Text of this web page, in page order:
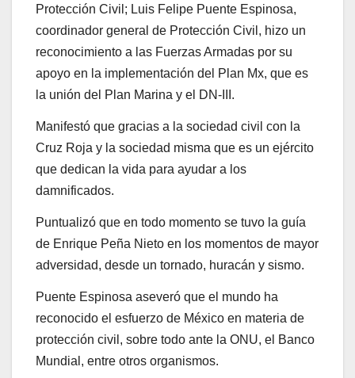
Protección Civil; Luis Felipe Puente Espinosa,
coordinador general de Protección Civil, hizo un
reconocimiento a las Fuerzas Armadas por su
apoyo en la implementación del Plan Mx, que es
la unión del Plan Marina y el DN-III.
Manifestó que gracias a la sociedad civil con la
Cruz Roja y la sociedad misma que es un ejército
que dedican la vida para ayudar a los
damnificados.
Puntualizó que en todo momento se tuvo la guía
de Enrique Peña Nieto en los momentos de mayor
adversidad, desde un tornado, huracán y sismo.
Puente Espinosa aseveró que el mundo ha
reconocido el esfuerzo de México en materia de
protección civil, sobre todo ante la ONU, el Banco
Mundial, entre otros organismos.